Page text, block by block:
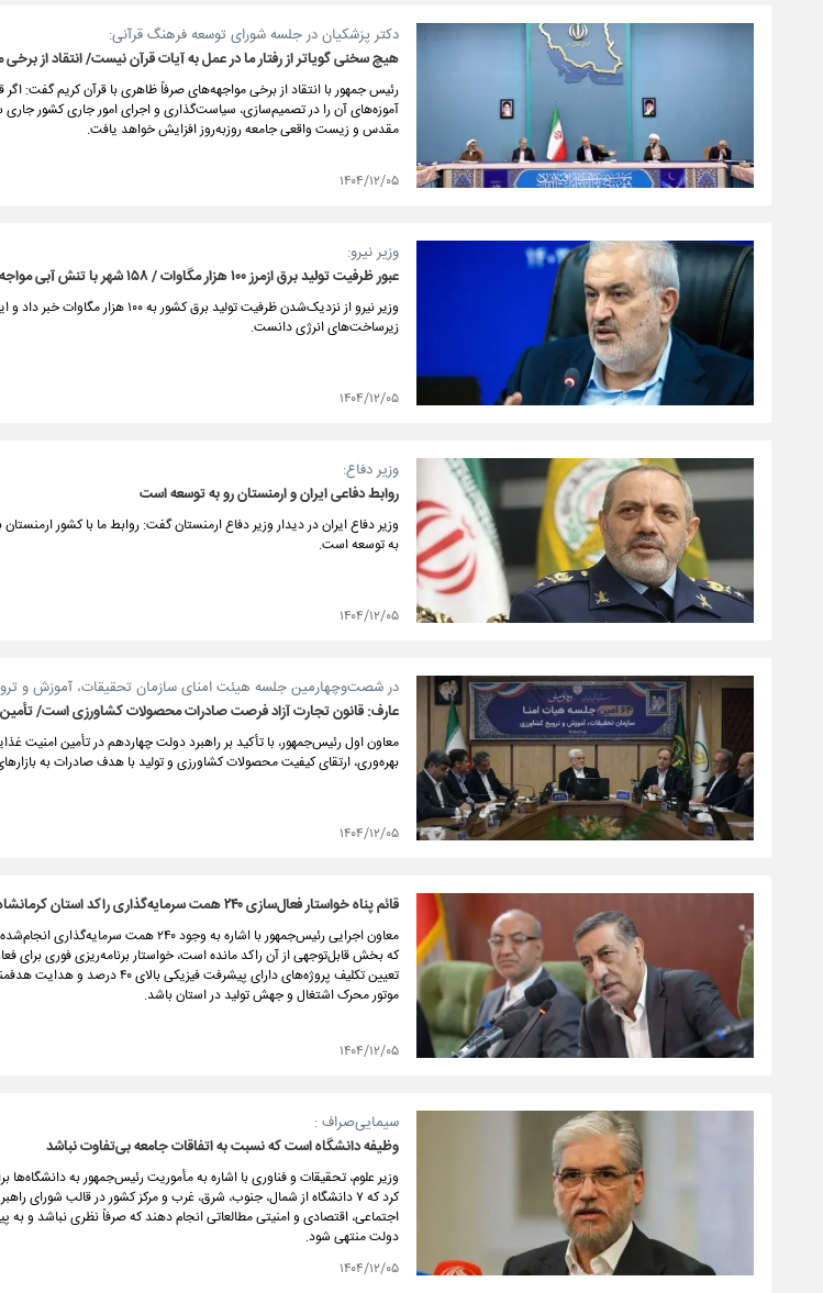
دکتر پزشکیان در جلسه شورای توسعه فرهنگ قرآنی:
هیچ سخنی گویا‌تر از رفتار ما در عمل به آیات قرآن نیست/ انتقاد از
رئیس جمهور با انتقاد از برخی مواجهه‌های صرفاً ظاهری با قرآن کریم گفت: اگر
آموزه‌های آن را در تصمیم‌سازی، سیاست‌گذاری و اجرای امور جاری کشور جاری
مقدس و زیست واقعی جامعه روزبه‌روز افزایش خواهد یافت.
۱۴۰۴/۱۲/۰۵
وزیر نیرو:
عبور ظرفیت تولید برق ازمرز ۱۰۰ هزار مگاوات / ۱۵۸ شهر با تنش آبی مواجه‌اند
وزیر نیرو از نزدیک‌شدن ظرفیت تولید برق
زیرساخت‌های انرژی دانست.
۱۴۰۴/۱۲/۰۵
وزیر دفاع:
­روابط دفاعی ایران و ارمنستان رو به توسعه است
وزیر دفاع ایران در دیدار وزیر دفاع ارمنستان گفت: روابط ما با کشور
به توسعه است.
۱۴۰۴/۱۲/۰۵
در شصت‌وچهارمین جلسه هیئت امنای سازمان تحقیقات، آموزش و
عارف: قانون تجارت آزاد فرصت صادرات محصولات کشاورزی است/
معاون اول رئیس‌جمهور، با تأکید بر راهبرد دولت چهاردهم در تأمین امنیت
بهره‌وری، ارتقای کیفیت محصولات کشاورزی و تولید با هدف صادرات به
۱۴۰۴/۱۲/۰۵
قائم پناه خواستار فعال‌سازی ۲۴۰ همت سرمایه‌گذاری راکد استان کرمانشاه شد
معاون اجرایی رئیس‌جمهور با اشاره به وجود
که بخش قابل‌توجهی از آن راکد مانده است، خواستار برنامه‌ریزی فوری برای
تعیین تکلیف پروژه‌های دارای پیشرفت
موتور محرک اشتغال و جهش تولید در استان باشد.
۱۴۰۴/۱۲/۰۵
سیمایی‌صراف :
وظیفه دانشگاه است که نسبت به اتفاقات جامعه بی‌تفاوت نباشد
کرد که ۷ دانشگاه از شمال، جنوب، شرق، غرب و مرکز کشور در قالب شورای
اجتماعی، اقتصادی و امنیتی مطالعاتی انجام دهند که صرفاً نظری نباشد و به
دولت منتهی شود.
۱۴۰۴/۱۲/۰۵